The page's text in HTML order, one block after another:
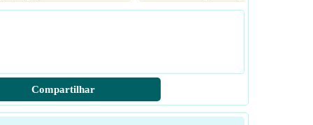
Compartilhar